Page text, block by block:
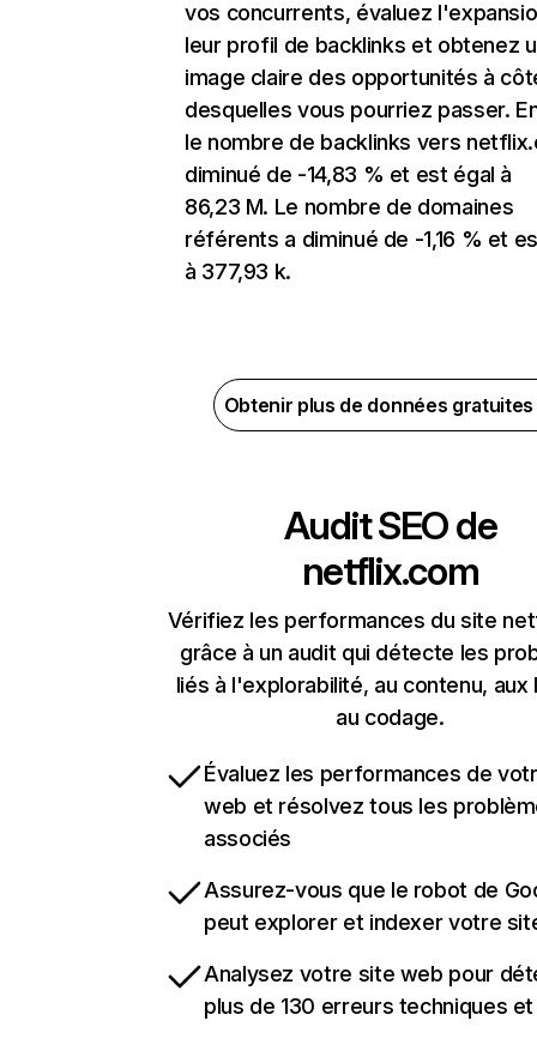
vos concurrents, évaluez
leur profil de backlinks et obtenez
image claire des opportunités à
desquelles vous pourriez passer.
le nombre de backlinks vers
diminué de -14,83 % et est égal à
86,23 M. Le nombre de domaines
référents a diminué de -1,16 % et
à 377,93 k.
Obtenir plus de données
Audit SEO de
netflix.com
Vérifiez les performances du site
grâce à un audit qui détecte les
liés à l'explorabilité, au contenu, aux
au codage.
Évaluez les performances de
web et résolvez tous les
associés
Assurez-vous que le robot de
peut explorer et indexer votre
Analysez votre site web pour
plus de 130 erreurs techniques et